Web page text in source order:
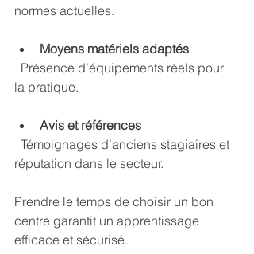
normes actuelles.
Moyens matériels adaptés
la pratique.
Avis et références
réputation dans le secteur.
Prendre le temps de choisir un bon
centre garantit un apprentissage
efficace et sécurisé.